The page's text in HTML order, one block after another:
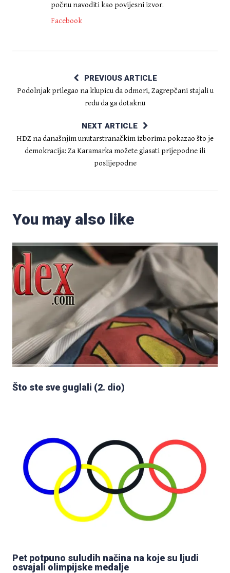
počnu navoditi kao povijesni izvor.
Facebook
PREVIOUS ARTICLE
Podolnjak prilegao na klupicu da odmori, Zagrepčani stajali u
redu da ga dotaknu
NEXT ARTICLE
HDZ na današnjim unutarstranačkim izborima pokazao što je
demokracija: Za Karamarka možete glasati prijepodne ili
poslijepodne
You may also like
Što ste sve guglali (2. dio)
Pet potpuno suludih načina na koje su ljudi
osvajali olimpijske medalje